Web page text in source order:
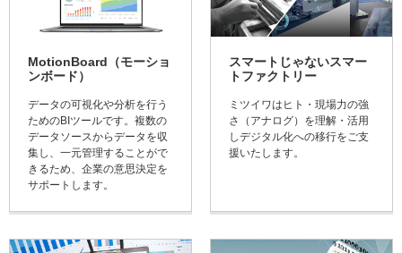
MotionBoard（モーショ
ンボード）
データの可視化や分析を行う
ためのBIツールです。複数の
データソースからデータを収
集し、一元管理することがで
きるため、企業の意思決定を
サポートします。
スマートじゃないスマー
トファクトリー
ミツイワはヒト・現場力の強
さ（アナログ）を理解・活用
しデジタル化への移行をご支
援いたします。